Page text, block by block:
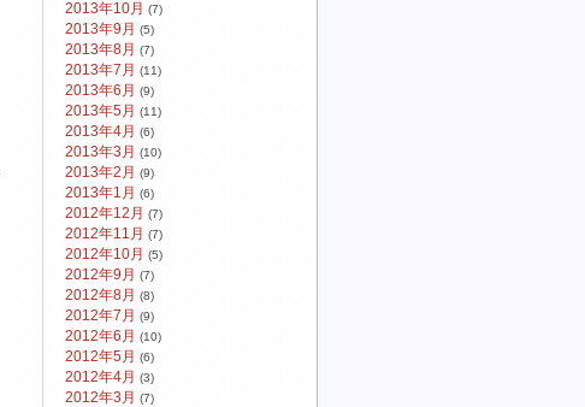
2013年10月 (7)
2013年9月 (5)
2013年8月 (7)
2013年7月 (11)
2013年6月 (9)
2013年5月 (11)
2013年4月 (6)
2013年3月 (10)
2013年2月 (9)
2013年1月 (6)
2012年12月 (7)
2012年11月 (7)
2012年10月 (5)
2012年9月 (7)
2012年8月 (8)
2012年7月 (9)
2012年6月 (10)
2012年5月 (6)
2012年4月 (3)
2012年3月 (7)